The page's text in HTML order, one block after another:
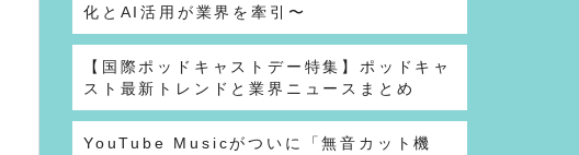
化とAI活用が業界を牽引〜
【国際ポッドキャストデー特集】ポッドキャ
スト最新トレンドと業界ニュースまとめ
YouTube Musicがついに「無音カット機